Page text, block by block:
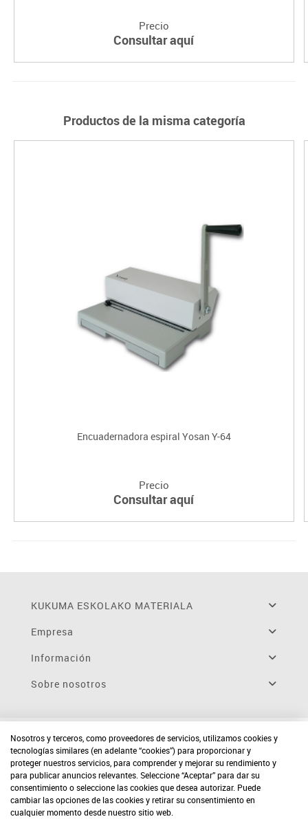
Precio
Consultar aquí
Productos de la misma categoría
Encuadernadora espiral Yosan Y-64
Precio
Consultar aquí
KUKUMA ESKOLAKO MATERIALA
Empresa
Información
Sobre nosotros
Nosotros y terceros, como proveedores de servicios, utilizamos cookies y
tecnologías similares (en adelante “cookies”) para proporcionar y
proteger nuestros servicios, para comprender y mejorar su rendimiento y
para publicar anuncios relevantes. Seleccione “Aceptar” para dar su
consentimiento o seleccione las cookies que desea autorizar. Puede
cambiar las opciones de las cookies y retirar su consentimiento en
cualquier momento desde nuestro sitio web.